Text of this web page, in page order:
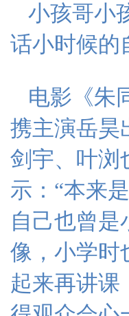
小孩哥小
话小时候的
电影《朱
携主演岳昊
剑宇、叶浏
示：“本来
自己也曾是
像，小学时
起来再讲